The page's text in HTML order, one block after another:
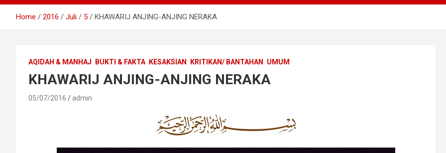
Home 2016 Juli 5 KHAWARIJ ANJING-ANJING NERAKA
AQIDAH & MANHAJ BUKTI & FAKTA KESAKSIAN KRITIKAN/ BANTAHAN UMUM
KHAWARIJ ANJING-ANJING NERAKA
05/07/2016 admin